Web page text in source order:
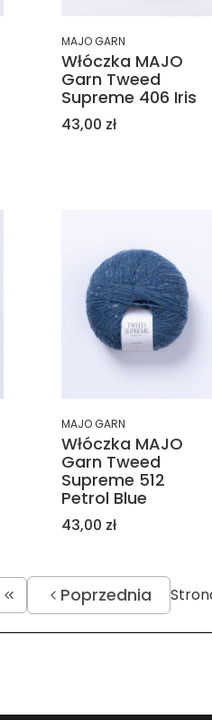
MAJO GARN
Włóczka MAJO
Garn Tweed
Supreme 406 Iris
Cena
43,00 zł
MAJO GARN
Włóczka MAJO
Garn Tweed
Supreme 512
Petrol Blue
Cena
43,00 zł
Wróć do pierwszej
Poprzednia